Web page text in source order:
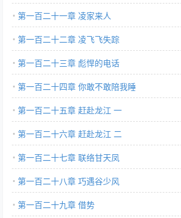
第一百二十一章 凌家来人
第一百二十二章 凌飞飞失踪
第一百二十三章 彪悍的电话
第一百二十四章 你敢不敢陪我睡
第一百二十五章 赶赴龙江 一
第一百二十六章 赶赴龙江 二
第一百二十七章 联络甘天凤
第一百二十八章 巧遇谷少风
第一百二十九章 借势